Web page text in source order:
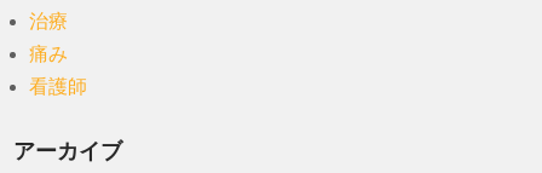
治療
痛み
看護師
アーカイブ